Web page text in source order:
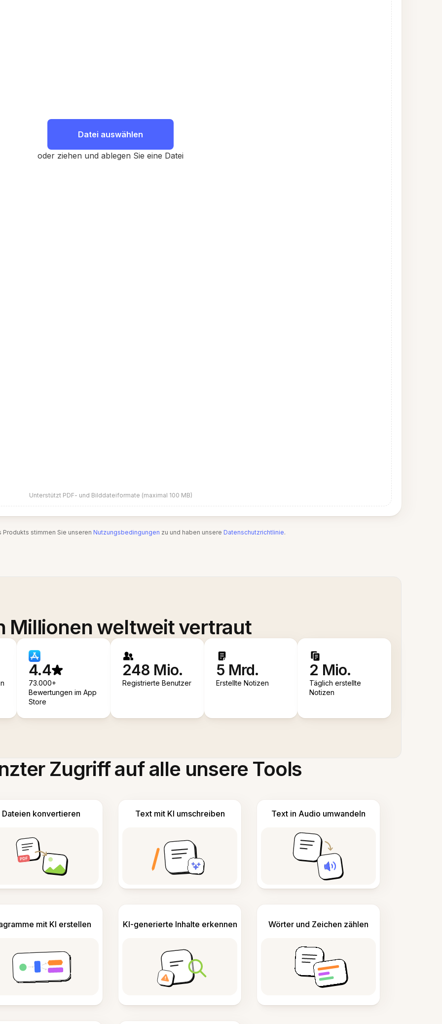
Datei auswählen
oder ziehen und ablegen Sie eine Datei
Unterstützt PDF- und Bilddateiformate (maximal 100 MB)
Produkts stimmen Sie unseren Nutzungsbedingungen zu und haben unsere Datenschutzrichtlinie.
Millionen weltweit vertraut
4.4
73.000+
Bewertungen im App
Store
248 Mio.
Registrierte Benutzer
5 Mrd.
Erstellte Notizen
2 Mio.
Täglich erstellte
Notizen
Zugriff auf alle unsere Tools
Dateien konvertieren Text mit KI umschreiben Text in Audio umwandeln
mit KI erstellen KI-generierte Inhalte erkennen Wörter und Zeichen zählen